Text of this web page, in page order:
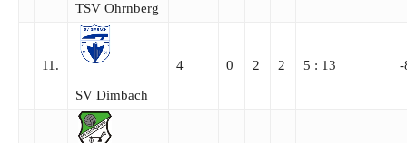
TSV Ohrnberg
11.
SV Dimbach
4 0 2 2 5 : 13 -